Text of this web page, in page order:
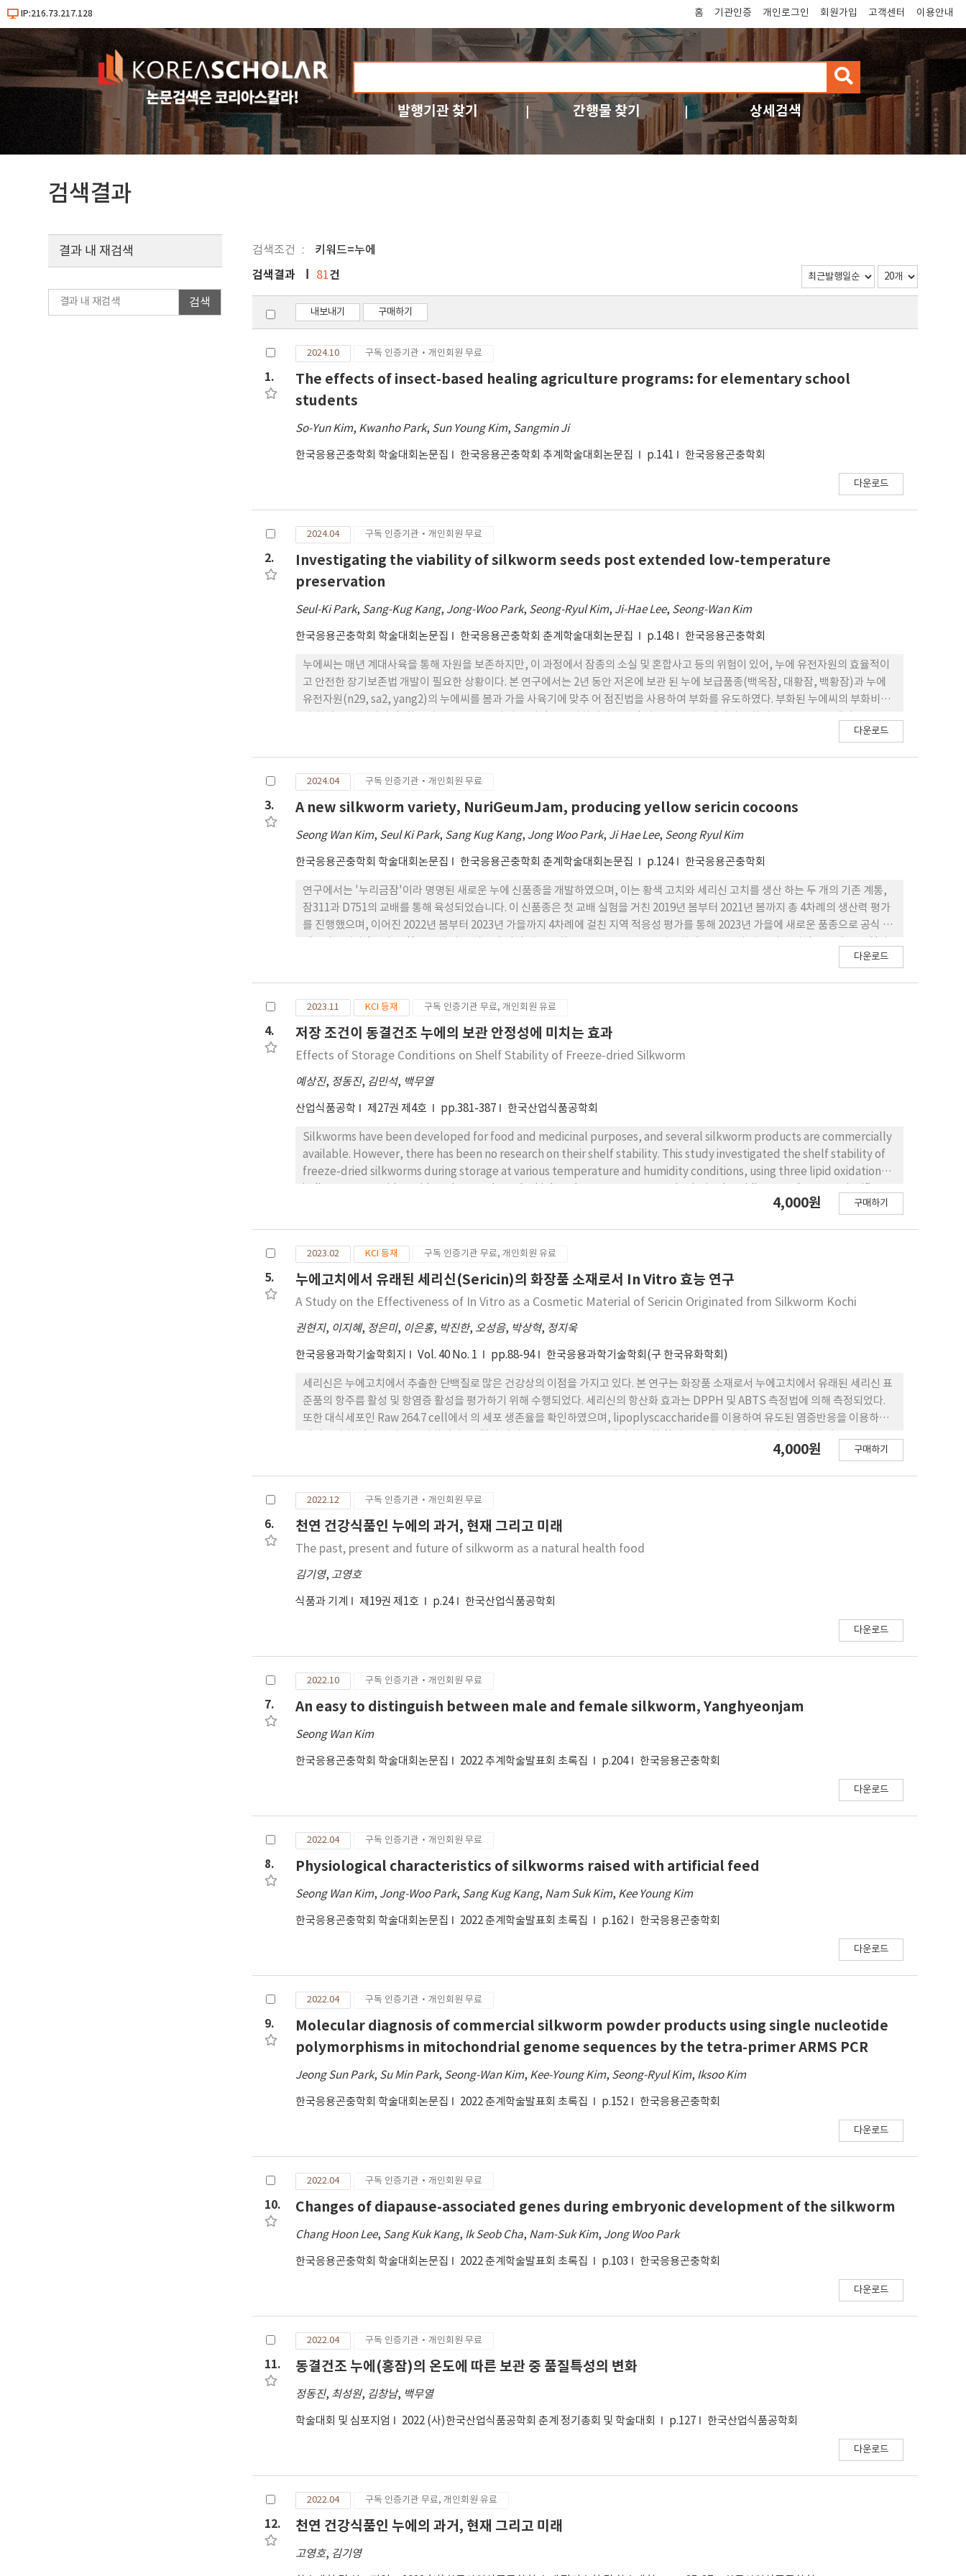
IP:216.73.217.128 홈 기관인증 개인로그인 회원가입 고객센터 이용안내
검
색
발행기관 찾기 간행물 찾기 상세검색
검색결과
검색조건 키워드=누에
결과 내 재검색
검색
검색결과 81건
내보내기 구매하기
1.
2024.10 구독 인증기관·개인회원 무료
The effects of insect-based healing agriculture programs: for elementary school
students
So-Yun Kim, Kwanho Park, Sun Young Kim, Sangmin Ji
한국응용곤충학회 학술대회논문집 한국응용곤충학회 추계학술대회논문집 p.141 한국응용곤충학회
다운로드
2.
2024.04 구독 인증기관·개인회원 무료
Investigating the viability of silkworm seeds post extended low-temperature
preservation
Seul-Ki Park, Sang-Kug Kang, Jong-Woo Park, Seong-Ryul Kim, Ji-Hae Lee, Seong-Wan Kim
한국응용곤충학회 학술대회논문집 한국응용곤충학회 춘계학술대회논문집 p.148 한국응용곤충학회
누에씨는 매년 계대사육을 통해 자원을 보존하지만, 이 과정에서 잠종의 소실 및 혼합사고 등의 위험이 있어, 누에 유전자원의 효율적이
고 안전한 장기보존법 개발이 필요한 상황이다. 본 연구에서는 2년 동안 저온에 보관 된 누에 보급품종(백옥잠, 대황잠, 백황잠)과 누에
유전자원(n29, sa2, yang2)의 누에씨를 봄과 가을 사육기에 맞추 어 점진법을 사용하여 부화를 유도하였다. 부화된 누에씨의 부화비율
87~88%, 유전자원에서는 71~75%로 나타났다. 화용비율은 보급품종에서 79~89%, 유전자원에서는 71~79%로 조사되었다. 품종 지
다운로드
3.
2024.04 구독 인증기관·개인회원 무료
A new silkworm variety, NuriGeumJam, producing yellow sericin cocoons
Seong Wan Kim, Seul Ki Park, Sang Kug Kang, Jong Woo Park, Ji Hae Lee, Seong Ryul Kim
한국응용곤충학회 학술대회논문집 한국응용곤충학회 춘계학술대회논문집 p.124 한국응용곤충학회
연구에서는 '누리금잠'이라 명명된 새로운 누에 신품종을 개발하였으며, 이는 황색 고치와 세리신 고치를 생산 하는 두 개의 기존 계통,
잠311과 D751의 교배를 통해 육성되었습니다. 이 신품종은 첫 교배 실험을 거친 2019년 봄부터 2021년 봄까지 총 4차례의 생산력 평가
를 진행했으며, 이어진 2022년 봄부터 2023년 가을까지 4차례에 걸친 지역 적응성 평가를 통해 2023년 가을에 새로운 품종으로 공식 인
12시간, 가을에는 19일과 22시간으로 나타났습니다. 세리신 고치의 평균 생산성은 봄에 79.17%, 가을에 74.9%였으며, 수확된 세리 신
가치를 상승시키는 데 기여할 수 있을 것으로 생각됩니다.
다운로드
4.
2023.11 KCI 등재 구독 인증기관 무료, 개인회원 유료
저장 조건이 동결건조 누에의 보관 안정성에 미치는 효과
Effects of Storage Conditions on Shelf Stability of Freeze-dried Silkworm
예상진, 정동진, 김민석, 백무열
산업식품공학 제27권 제4호 pp.381-387 한국산업식품공학회
Silkworms have been developed for food and medicinal purposes, and several silkworm products are commercially
available. However, there has been no research on their shelf stability. This study investigated the shelf stability of
freeze-dried silkworms during storage at various temperature and humidity conditions, using three lipid oxidation
the three lipid oxidation indicators increase. Among these indicators, the TBA and peroxide values show the highest
4,000원 구매하기
5.
2023.02 KCI 등재 구독 인증기관 무료, 개인회원 유료
누에고치에서 유래된 세리신(Sericin)의 화장품 소재로서 In Vitro 효능 연구
A Study on the Effectiveness of In Vitro as a Cosmetic Material of Sericin Originated from Silkworm Kochi
권현지, 이지혜, 정은미, 이은홍, 박진한, 오성음, 박상혁, 정지욱
한국응용과학기술학회지 Vol. 40 No. 1 pp.88-94 한국응용과학기술학회(구 한국유화학회)
세리신은 누에고치에서 추출한 단백질로 많은 건강상의 이점을 가지고 있다. 본 연구는 화장품 소재로서 누에고치에서 유래된 세리신 표
준품의 항주름 활성 및 항염증 활성을 평가하기 위해 수행되었다. 세리신의 항산화 효과는 DPPH 및 ABTS 측정법에 의해 측정되었다.
또한 대식세포인 Raw 264.7 cell에서 의 세포 생존율을 확인하였으며, lipoplyscaccharide를 이용하여 유도된 염증반응을 이용하여
μg/mL의 농도에서 NO를 억제하였다. 종합하여 세리신은 항산화 활성을 가지며 항노화 및 항 염증 화장품의 우수한 소재가 될 수 있음
4,000원 구매하기
6.
2022.12 구독 인증기관·개인회원 무료
천연 건강식품인 누에의 과거, 현재 그리고 미래
The past, present and future of silkworm as a natural health food
김기영, 고영호
식품과 기계 제19권 제1호 p.24 한국산업식품공학회
다운로드
7.
2022.10 구독 인증기관·개인회원 무료
An easy to distinguish between male and female silkworm, Yanghyeonjam
Seong Wan Kim
한국응용곤충학회 학술대회논문집 2022 추계학술발표회 초록집 p.204 한국응용곤충학회
다운로드
8.
2022.04 구독 인증기관·개인회원 무료
Physiological characteristics of silkworms raised with artificial feed
Seong Wan Kim, Jong-Woo Park, Sang Kug Kang, Nam Suk Kim, Kee Young Kim
한국응용곤충학회 학술대회논문집 2022 춘계학술발표회 초록집 p.162 한국응용곤충학회
다운로드
9.
2022.04 구독 인증기관·개인회원 무료
Molecular diagnosis of commercial silkworm powder products using single nucleotide
polymorphisms in mitochondrial genome sequences by the tetra-primer ARMS PCR
Jeong Sun Park, Su Min Park, Seong-Wan Kim, Kee-Young Kim, Seong-Ryul Kim, Iksoo Kim
한국응용곤충학회 학술대회논문집 2022 춘계학술발표회 초록집 p.152 한국응용곤충학회
다운로드
10.
2022.04 구독 인증기관·개인회원 무료
Changes of diapause-associated genes during embryonic development of the silkworm
Chang Hoon Lee, Sang Kuk Kang, Ik Seob Cha, Nam-Suk Kim, Jong Woo Park
한국응용곤충학회 학술대회논문집 2022 춘계학술발표회 초록집 p.103 한국응용곤충학회
다운로드
11.
2022.04 구독 인증기관·개인회원 무료
동결건조 누에(홍잠)의 온도에 따른 보관 중 품질특성의 변화
정동진, 최성원, 김창남, 백무열
학술대회 및 심포지엄 2022 (사)한국산업식품공학회 춘계 정기총회 및 학술대회 p.127 한국산업식품공학회
다운로드
12.
2022.04 구독 인증기관 무료, 개인회원 유료
천연 건강식품인 누에의 과거, 현재 그리고 미래
고영호, 김기영